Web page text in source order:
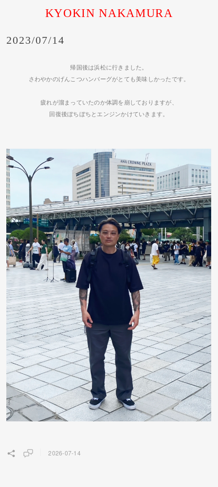
KYOKIN NAKAMURA
2023/07/14
帰国後は浜松に行きました。
さわやかのげんこつハンバーグがとても美味しかったです。
疲れが溜まっていたのか体調を崩しておりますが、
回復後ぼちぼちとエンジンかけていきます。
2026-07-14